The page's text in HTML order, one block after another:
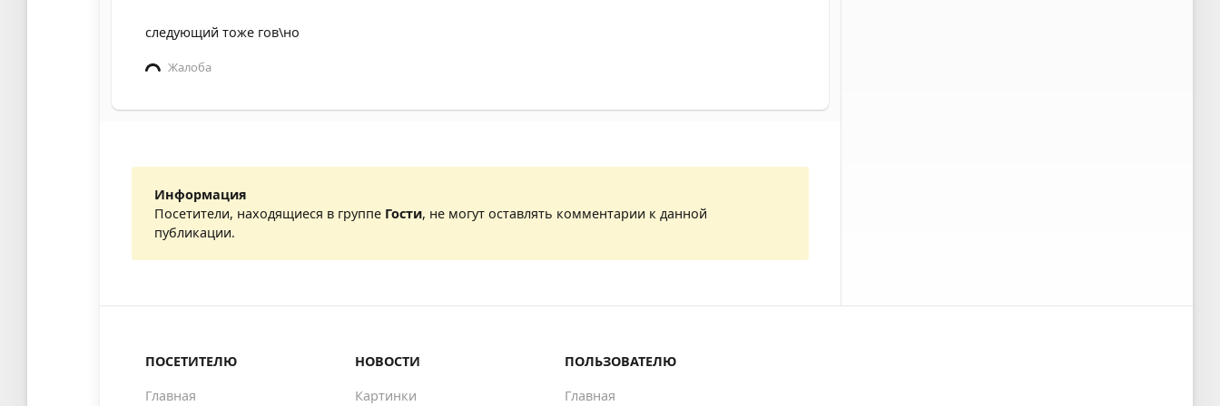
следующий тоже гов\но
Жалоба
Информация
Посетители, находящиеся в группе Гости, не могут оставлять комментарии к данной
публикации.
ПОСЕТИТЕЛЮ
Главная
НОВОСТИ
Картинки
ПОЛЬЗОВАТЕЛЮ
Главная